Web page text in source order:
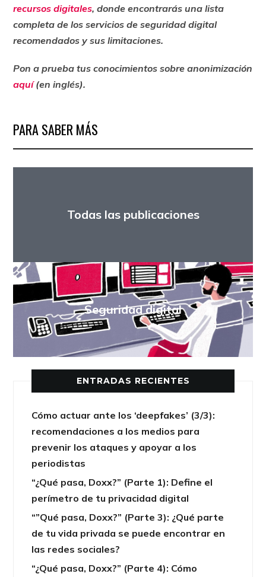
recursos digitales, donde encontrarás una lista
completa de los servicios de seguridad digital
recomendados y sus limitaciones.
Pon a prueba tus conocimientos sobre anonimización
aquí(en inglés).
PARA SABER MÁS
Todas las publicaciones
Seguridad digital
ENTRADAS RECIENTES
Cómo actuar ante los ‘deepfakes’ (3/3):
recomendaciones a los medios para
prevenir los ataques y apoyar a los
periodistas
“¿Qué pasa, Doxx?” (Parte 1): Define el
perímetro de tu privacidad digital
“”Qué pasa, Doxx?” (Parte 3): ¿Qué parte
de tu vida privada se puede encontrar en
las redes sociales?
“¿Qué pasa, Doxx?” (Parte 4): Cómo